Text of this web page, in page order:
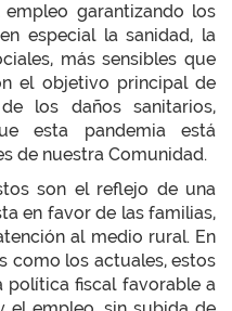
garantizando los
especial la sanidad, la
más sensibles que
el objetivo principal de
los daños sanitarios,
esta pandemia está
de nuestra Comunidad.
son el reflejo de una
en favor de las familias,
al medio rural. En
como los actuales, estos
política fiscal favorable a